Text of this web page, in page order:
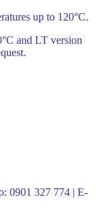
up to 120°C.
and LT version
0901 327 774 | E-